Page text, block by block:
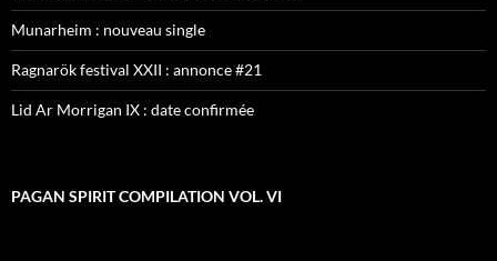
Munarheim : nouveau single
Ragnarök festival XXII : annonce #21
Lid Ar Morrigan IX : date confirmée
PAGAN SPIRIT COMPILATION VOL. VI